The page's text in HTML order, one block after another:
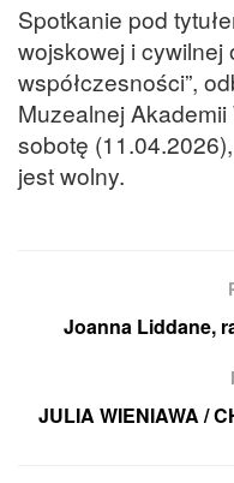
Spotkanie pod
wojskowej i cywilnej
współczesności”,
Muzealnej
sobotę
jest wolny.
Joanna Liddane,
JULIA WIENIAWA /